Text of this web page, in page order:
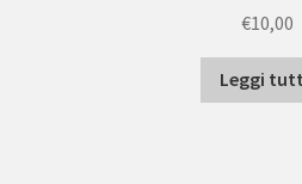
€10,00
Leggi